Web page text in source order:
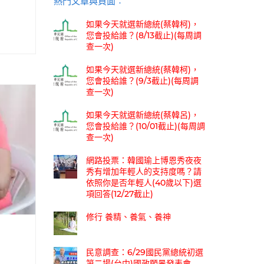
如果今天就選新總統(蔡韓柯)，
您會投給誰？(8/13截止)(每周調
查一次)
如果今天就選新總統(蔡韓柯)，
您會投給誰？(9/3截止)(每周調
查一次)
如果今天就選新總統(蔡韓呂)，
您會投給誰？(10/01截止)(每周調
查一次)
網路投票：韓國瑜上博恩秀夜夜
秀有增加年輕人的支持度嗎？請
依照你是否年輕人(40歲以下)選
項回答(12/27截止)
修行 養精、養氣、養神
民意調查：6/29國民黨總統初選